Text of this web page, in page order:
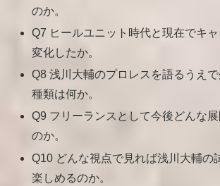
のか。
Q7 ヒールユニット時代と現在でキ
変化したか。
Q8 浅川大輔のプロレスを語るうえ
種類は何か。
Q9 フリーランスとして今後どんな
のか。
Q10 どんな視点で見れば浅川大輔の
楽しめるのか。